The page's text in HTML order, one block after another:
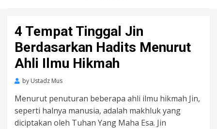
4 Tempat Tinggal Jin
Berdasarkan Hadits Menurut
Ahli Ilmu Hikmah
by Ustadz Mus
Menurut penuturan beberapa ahli ilmu hikmah Jin,
seperti halnya manusia, adalah makhluk yang
diciptakan oleh Tuhan Yang Maha Esa. Jin